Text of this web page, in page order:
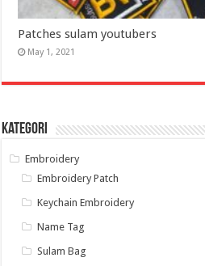
Patches sulam youtubers
May 1, 2021
Kategori
Embroidery
Embroidery Patch
Keychain Embroidery
Name Tag
Sulam Bag